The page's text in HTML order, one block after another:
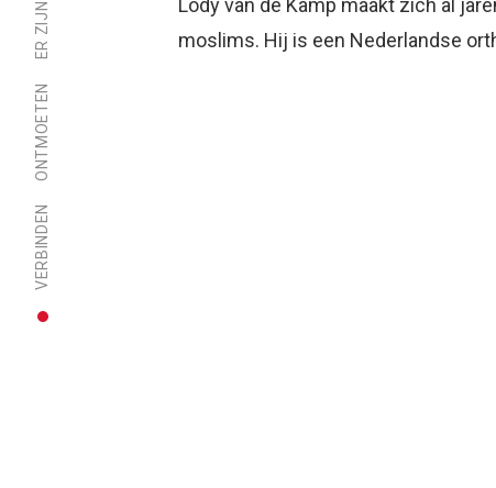
ONTMOETEN
VERBINDEN
Lody van de Kamp maakt zich al
moslims. Hij is een Nederlandse